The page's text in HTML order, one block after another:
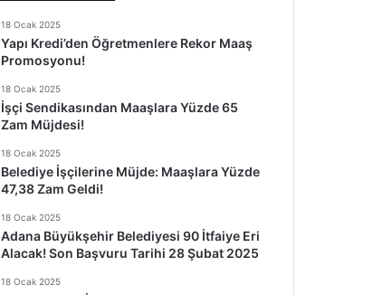
18 Ocak 2025
Yapı Kredi’den Öğretmenlere Rekor Maaş
Promosyonu!
18 Ocak 2025
İşçi Sendikasından Maaşlara Yüzde 65
Zam Müjdesi!
18 Ocak 2025
Belediye İşçilerine Müjde: Maaşlara Yüzde
47,38 Zam Geldi!
18 Ocak 2025
Adana Büyükşehir Belediyesi 90 İtfaiye Eri
Alacak! Son Başvuru Tarihi 28 Şubat 2025
18 Ocak 2025